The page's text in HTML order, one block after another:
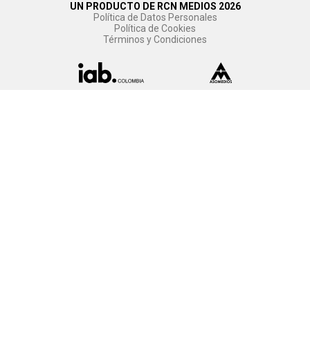
UN PRODUCTO DE RCN MEDIOS 2026
Política de Datos Personales
Política de Cookies
Términos y Condiciones